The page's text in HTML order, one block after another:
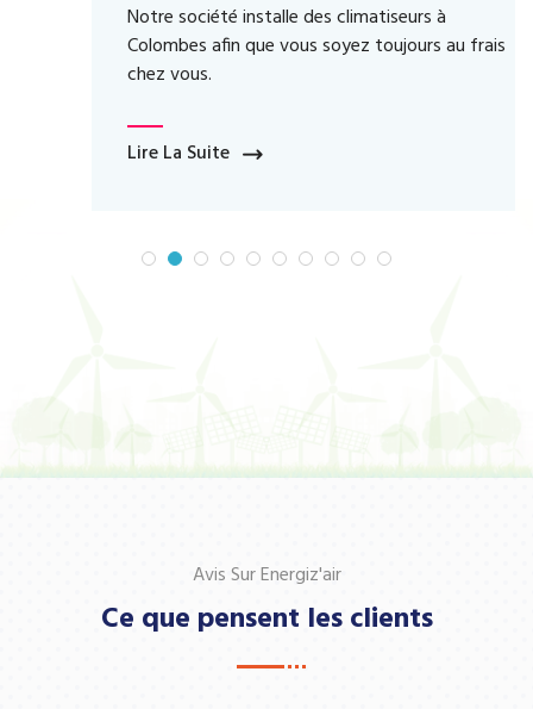
Notre société installe des climatiseurs à
Colombes afin que vous soyez toujours au frais
chez vous.
Lire La Suite
Avis Sur Energiz'air
Ce que pensent les clients